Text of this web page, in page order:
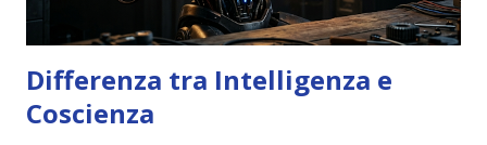
Differenza tra Intelligenza e
Coscienza